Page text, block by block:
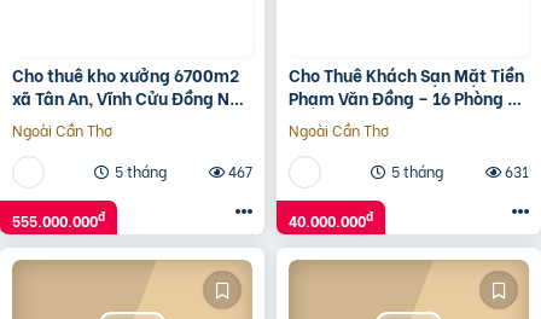
Cho thuê kho xưởng 6700m2
xã Tân An, Vĩnh Cửu Đồng Nai
3,2usd
Ngoài Cần Thơ
5 tháng
467
555.000.000đ
Cho Thuê Khách Sạn Mặt Tiền
Phạm Văn Đồng – 16 Phòng +
Thang Máy
Ngoài Cần Thơ
5 tháng
631
40.000.000đ